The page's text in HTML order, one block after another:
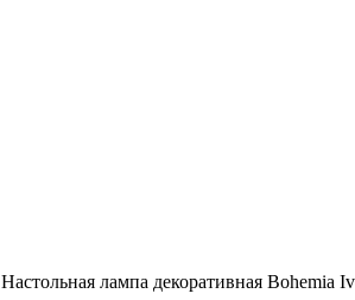
Настольная лампа декоративная Bohemia